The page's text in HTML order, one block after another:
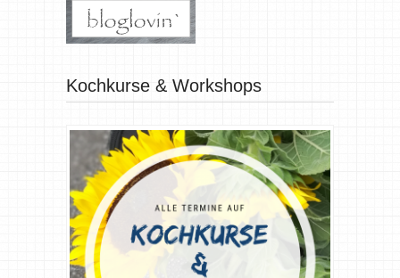
Kochkurse & Workshops